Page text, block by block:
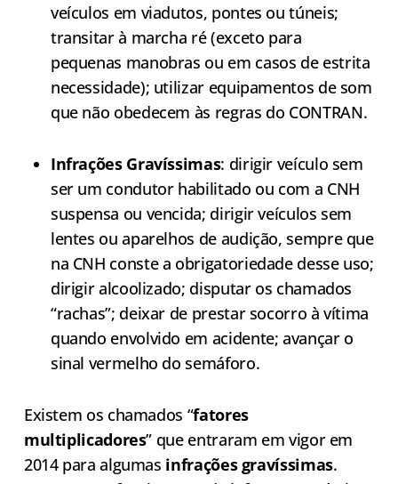
veículos em viadutos, pontes ou túneis;
transitar à marcha ré (exceto para
pequenas manobras ou em casos de estrita
necessidade); utilizar equipamentos de som
que não obedecem às regras do CONTRAN.
Infrações Gravíssimas: dirigir veículo sem
ser um condutor habilitado ou com a CNH
suspensa ou vencida; dirigir veículos sem
lentes ou aparelhos de audição, sempre que
na CNH conste a obrigatoriedade desse uso;
dirigir alcoolizado; disputar os chamados
“rachas”; deixar de prestar socorro à vítima
quando envolvido em acidente; avançar o
sinal vermelho do semáforo.
Existem os chamados “fatores
multiplicadores” que entraram em vigor em
2014 para algumas infrações gravíssimas.